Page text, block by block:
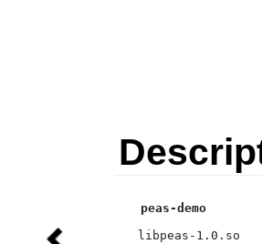
peas-demo
libpeas-1.0.so